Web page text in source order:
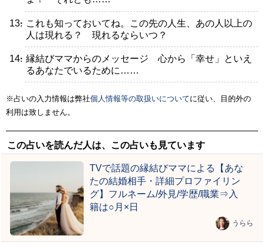
・これも知っておいてね。この先の人生、あの人以上の
人は現れる？ 現れるならいつ？
・縁結びママからのメッセージ 心から「幸せ」といえ
るあなたでいるために……
※占いの入力情報は弊社個人情報等の取扱いについてに従い、目的外の
利用は致しません。
この占いを読んだ人は、この占いも見ています
TVで話題の縁結びママによる【あな
たの結婚相手・詳細プロファイリン
グ】フルネーム/外見/学歴/職業⇒入
籍は○月×日
うらら